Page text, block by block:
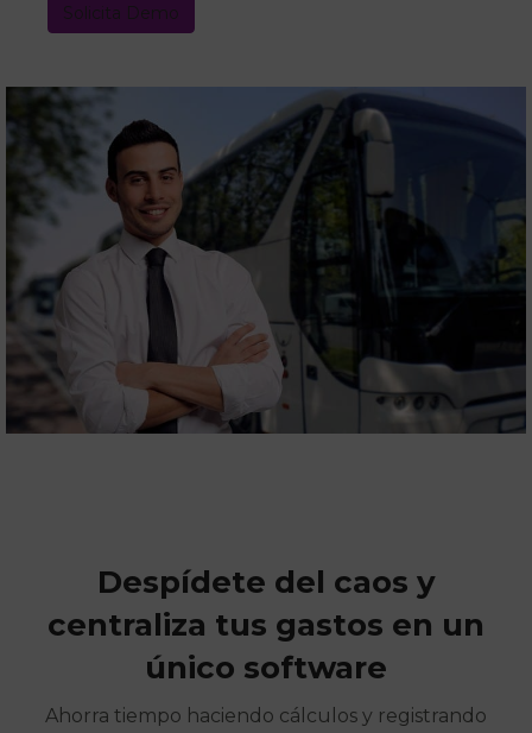
Solicita Demo
Despídete del caos y
centraliza tus gastos en un
único software
Ahorra tiempo haciendo cálculos y registrando